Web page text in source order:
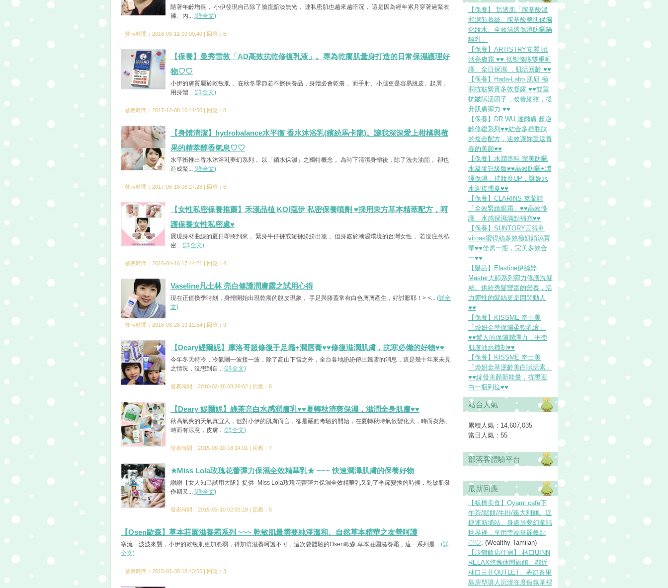
隨著年齡增長， 小伊發現自己除了臉蛋黯淡無光， 連私密肌也越來越暗沉， 這是因為經年累月穿著過緊衣
褲、內... (詳全文)
發表時間：2018-03-11 03:00:40 | 回應：8
【保養】曼秀雷敦「AD高效抗乾修復乳液」。專為乾癢肌量身打造的日常保濕護理好
物♡♡
小伊的膚質屬於乾敏肌， 在秋冬季節若不擦保養品，身體必會乾癢， 而手肘、小腿更是容易脫皮、起屑，
用身體... (詳全文)
發表時間：2017-12-08 10:41:50 | 回應：8
【身體清潔】hydrobalance水平衡 香水沐浴乳(繽紛馬卡龍)。讓我深深愛上柑橘與莓
果的精萃醇香氣息♡♡
水平衡推出香水沐浴乳夢幻系列， 以「鎖水保濕」之獨特概念， 為時下清潔身體後，除了洗去油脂， 卻也
造成緊... (詳全文)
發表時間：2017-06-16 06:27:28 | 回應：6
【女性私密保養推薦】禾漢品植 KOI蔻伊 私密保養噴劑 ♥採用東方草本精萃配方，呵
護保養女性私密處♥
展現身材曲線的夏日即將到來， 緊身牛仔褲或短褲紛紛出籠， 但身處於潮濕環境的台灣女性， 若沒注意私
密... (詳全文)
發表時間：2016-04-16 17:44:21 | 回應：4
Vaseline凡士林 亮白修護潤膚露之試用心得
現在正值換季時刻，身體開始出現乾癢的脫皮現象， 手足與膝蓋常有白色屑屑產生，好討厭耶！> <... (詳全
文)
發表時間：2016-03-28 19:12:54 | 回應：9
【Deary媞爾妮】摩洛哥超修復手足霜+潤唇膏♥♥修復滋潤肌膚，抗寒必備的好物♥♥
今年冬天特冷，冷氣團一波接一波，除了高山下雪之外，全台各地紛紛傳出飄雪的消息，這是幾十年來未見
之情況，沒想到自... (詳全文)
發表時間：2016-02-18 08:26:02 | 回應：8
【Deary 媞爾妮】綠茶亮白水感潤膚乳♥♥夏轉秋清爽保濕，滋潤全身肌膚♥♥
秋高氣爽的天氣真宜人，但對小伊的肌膚而言，卻是嚴酷考驗的開始，在夏轉秋時氣候變化大，時而炎熱、
時而有涼意，皮膚... (詳全文)
發表時間：2015-09-10 18:14:01 | 回應：7
★Miss Lola玫瑰花蕾彈力保濕全效精華乳★ ~~~ 快速潤澤肌膚的保養好物
謝謝【女人知己試用大隊】提供–Miss Lola玫瑰花蕾彈力保濕全效精華乳又到了季節變換的時候，乾敏肌發
作期又... (詳全文)
發表時間：2015-03-10 02:03:18 | 回應：5
【Osen歐森】草本莊園滋養霜系列 ~~~ 乾敏肌最需要純淨溫和、自然草本精華之友善呵護
寒流一波波來襲，小伊的乾敏肌更加脆弱，得加倍滋養呵護不可，這次要體驗的Osen歐森 草本莊園滋養霜，這一系列是... (詳
全文)
發表時間：2015-01-30 18:43:55 | 回應：3
【保養】 皙透肌「胺基酸溫
和潔顏慕絲、胺基酸整肌保濕
化妝水、全效清透保濕防曬隔
離乳」
【保養】ARTISTRY安麗 賦
活亮膚霜 ♥♥ 抵禦修護雙重呵
護，全日保濕 ，肌活回齡 ♥♥
【保養】Hada-Labo 肌研 極
潤抗皺緊實多效凝露 ♥♥雙重
抗皺賦活因子，改善細紋，提
升肌膚彈力 ♥♥
【保養】DR.WU 達爾膚 超逆
齡修復系列♥♥結合多種胜肽
的複合配方，速效讓妳重返青
春的美顏♥♥
【保養】水潤專科 完美防曬
水凝膠升級版♥♥高效防曬+潤
澤保濕，持妝度UP，讓妳水
水迎接盛夏♥♥
【保養】CLARINS 克蘭詩
「全效緊緻眼霜」♥♥高效修
護，水感保濕滿點補充♥♥
【保養】SUNTORY三得利
vitoas蜜得絲多效極妍鎖濕菁
華♥♥僅需一瓶，完美多效合
一♥♥
【髮品】Elastine伊絲婷
Master大師系列彈力修護洗髮
精。供給秀髮豐富的營養，活
力彈性的髮絲更是閃閃動人
♥♥
【保養】KISSME 奇士美
「煥妍金萃保濕柔軟乳液」
♥♥驚人的保濕潤澤力，平衡
肌膚油水機制♥♥
【保養】KISSME 奇士美
「煥妍金萃逆齡美白賦活素」
♥♥綻發美顏新能量，抗黑迎
白一瓶到位♥♥
站台人氣
累積人氣： 14,607,035
當日人氣： 55
部落客體驗平台
最新回應
【板橋美食】Oyami cafe下
午茶/鬆餅/牛排/義大利麵。近
捷運新埔站。身處於夢幻童話
世界裡，享用幸福華麗餐點
♡♡, (Wealthy Tamilan)
【旅館飯店住宿】 林口UINN
RELAX悠逸休閒旅館。鄰近
林口三井OUTLET。夢幻峇里
島房型讓人沉浸在度假氛圍裡